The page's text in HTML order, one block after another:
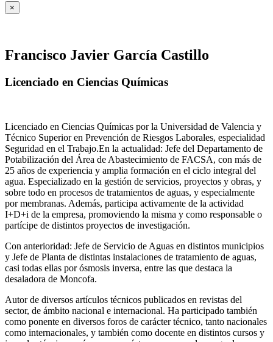
×
Francisco Javier García Castillo
Licenciado en Ciencias Químicas
Licenciado en Ciencias Químicas por la Universidad de Valencia y
Técnico Superior en Prevención de Riesgos Laborales, especialidad
Seguridad en el Trabajo.En la actualidad: Jefe del Departamento de
Potabilización del Área de Abastecimiento de FACSA, con más de
25 años de experiencia y amplia formación en el ciclo integral del
agua. Especializado en la gestión de servicios, proyectos y obras, y
sobre todo en procesos de tratamientos de aguas, y especialmente
por membranas. Además, participa activamente de la actividad
I+D+i de la empresa, promoviendo la misma y como responsable o
partícipe de distintos proyectos de investigación.
Con anterioridad: Jefe de Servicio de Aguas en distintos municipios
y Jefe de Planta de distintas instalaciones de tratamiento de aguas,
casi todas ellas por ósmosis inversa, entre las que destaca la
desaladora de Moncofa.
Autor de diversos artículos técnicos publicados en revistas del
sector, de ámbito nacional e internacional. Ha participado también
como ponente en diversos foros de carácter técnico, tanto nacionales
como internacionales, y también como docente en distintos cursos y